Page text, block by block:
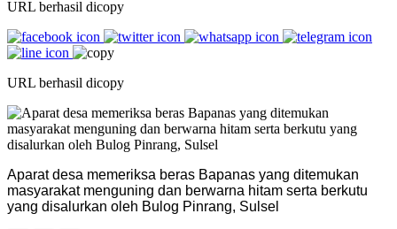
URL berhasil dicopy
URL berhasil dicopy
Aparat desa memeriksa beras Bapanas yang ditemukan
masyarakat menguning dan berwarna hitam serta berkutu
yang disalurkan oleh Bulog Pinrang, Sulsel